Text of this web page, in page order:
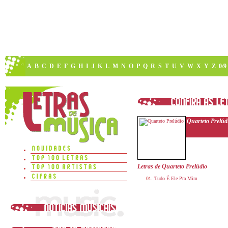
A B C D E F G H I J K L M N O P Q R S T U V W X Y Z 0/9
Quarteto
Letras de Quarteto Prelúdio
Tudo É Ele Pra Mim